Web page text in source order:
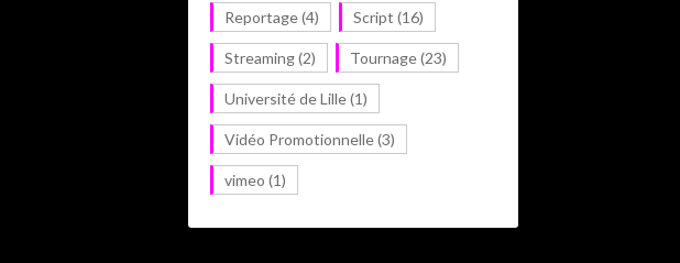
Reportage(4) Script (16)
Streaming(2) Tournage(23)
Université de Lille(1)
Vidéo Promotionnelle(3)
vimeo (1)